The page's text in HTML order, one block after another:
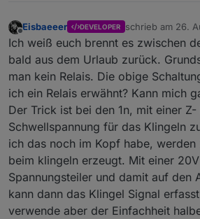
Offline
Eisbaeeer DEVELOPER schrieb am 26.
zuletzt editiert
Ich weiß euch brennt es zwischen
bald aus dem Urlaub zurück.
man kein Relais. Die obige
ich ein Relais erwähnt? Kann mich
Der Trick ist bei den 1n, mit einer
Schwellspannung für das Klingeln
ich das noch im Kopf habe,
beim klingeln erzeugt. Mit einer
Spannungsteiler und damit auf den
kann dann das Klingel Signal
verwende aber der Einfachheit